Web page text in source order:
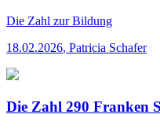
Die Zahl zur Bildung
18.02.2026, Patricia Schafer
Die Zahl 290 Franken